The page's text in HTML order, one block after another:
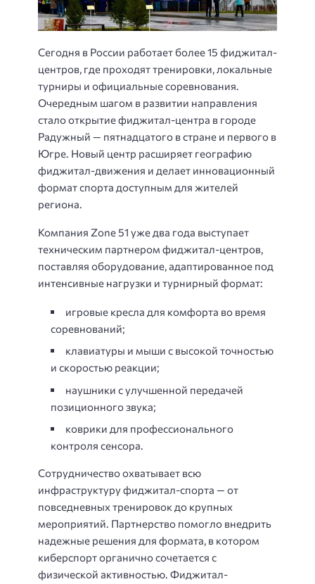
Сегодня в России работает более 15 фиджитал-
центров, где проходят тренировки, локальные
турниры и официальные соревнования.
Очередным шагом в развитии направления
стало открытие фиджитал-центра в городе
Радужный — пятнадцатого в стране и первого в
Югре. Новый центр расширяет географию
фиджитал-движения и делает инновационный
формат спорта доступным для жителей
региона.
Компания Zone 51 уже два года выступает
техническим партнером фиджитал-центров,
поставляя оборудование, адаптированное под
интенсивные нагрузки и турнирный формат:
игровые кресла для комфорта во время
соревнований;
клавиатуры и мыши с высокой точностью
и скоростью реакции;
наушники с улучшенной передачей
позиционного звука;
коврики для профессионального
контроля сенсора.
Сотрудничество охватывает всю
инфраструктуру фиджитал-спорта — от
повседневных тренировок до крупных
мероприятий. Партнерство помогло внедрить
надежные решения для формата, в котором
киберспорт органично сочетается с
физической активностью. Фиджитал-